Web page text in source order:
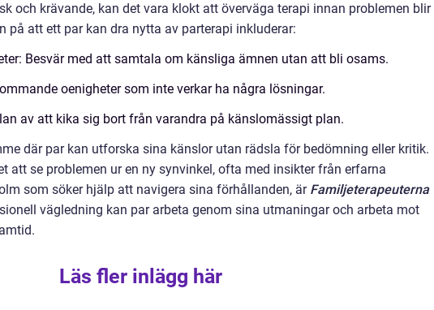
och krävande, kan det vara klokt att överväga terapi innan problemen blir
på att ett par kan dra nytta av parterapi inkluderar:
Besvär med att samtala om känsliga ämnen utan att bli osams.
oenigheter som inte verkar ha några lösningar.
av att kika sig bort från varandra på känslomässigt plan.
där par kan utforska sina känslor utan rädsla för bedömning eller kritik.
att se problemen ur en ny synvinkel, ofta med insikter från erfarna
som söker hjälp att navigera sina förhållanden, är Familjeterapeuterna
vägledning kan par arbeta genom sina utmaningar och arbeta mot
Läs fler inlägg här